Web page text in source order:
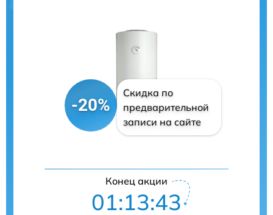
-20%
Скидка по
предварительной
записи на сайте
Конец акции
01:13:42